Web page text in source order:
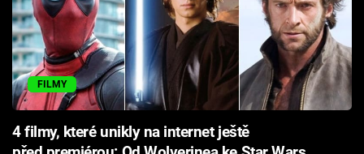
FILMY
4 filmy, které unikly na internet ještě